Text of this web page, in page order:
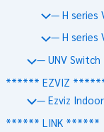
— H series
— H series
— UNV Switch
****** EZVIZ
— Ezviz Indoor
****** LINK ******